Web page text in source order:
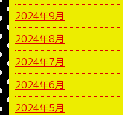
2024年9月
2024年8月
2024年7月
2024年6月
2024年5月